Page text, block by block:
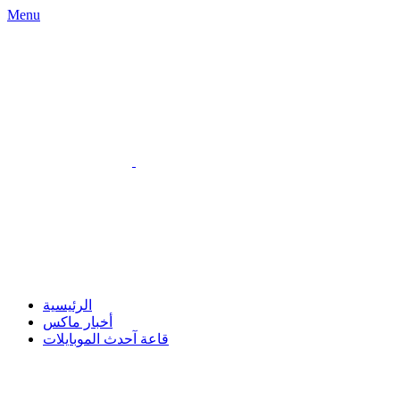
Menu
الرئيسية
أخبار ماكس
قاعة آحدث الموبايلات